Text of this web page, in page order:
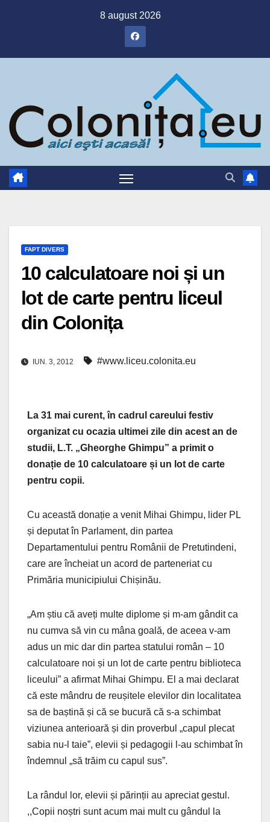
8 august 2026
FAPT DIVERS
10 calculatoare noi și un
lot de carte pentru liceul
din Colonița
IUN. 3, 2012 #www.liceu.colonita.eu
La 31 mai curent, în cadrul careului festiv
organizat cu ocazia ultimei zile din acest an de
studii, L.T. „Gheorghe Ghimpu” a primit o
donație de 10 calculatoare și un lot de carte
pentru copii.
Cu această donație a venit Mihai Ghimpu, lider PL
și deputat în Parlament, din partea
Departamentului pentru Românii de Pretutindeni,
care are încheiat un acord de parteneriat cu
Primăria municipiului Chișinău.
„Am știu că aveți multe diplome și m-am gândit ca
nu cumva să vin cu mâna goală, de aceea v-am
adus un mic dar din partea statului român – 10
calculatoare noi și un lot de carte pentru biblioteca
liceului” a afirmat Mihai Ghimpu. El a mai declarat
că este mândru de reușitele elevilor din localitatea
sa de baștină și că se bucură că s-a schimbat
viziunea anterioară și din proverbul „capul plecat
sabia nu-l taie”, elevii și pedagogii l-au schimbat în
îndemnul „să trăim cu capul sus”.
La rândul lor, elevii și părinții au apreciat gestul.
,,Copii noștri sunt acum mai mult cu gândul la